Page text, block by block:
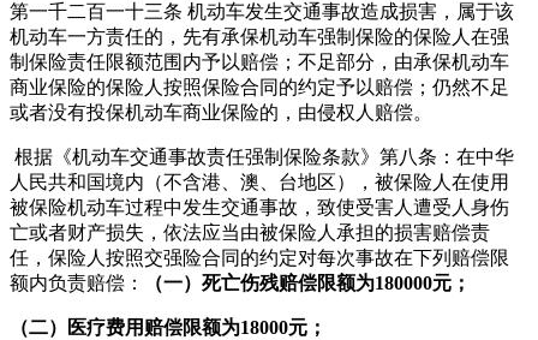
第一千二百一十三条 机动车发生交通事故造成损害，属于该
机动车一方责任的，先有承保机动车强制保险的保险人在强
制保险责任限额范围内予以赔偿；不足部分，由承保机动车
商业保险的保险人按照保险合同的约定予以赔偿；仍然不足
或者没有投保机动车商业保险的，由侵权人赔偿。
根据《机动车交通事故责任强制保险条款》第八条：在中华
人民共和国境内（不含港、澳、台地区），被保险人在使用
被保险机动车过程中发生交通事故，致使受害人遭受人身伤
亡或者财产损失，依法应当由被保险人承担的损害赔偿责
任，保险人按照交强险合同的约定对每次事故在下列赔偿限
额内负责赔偿：
（一）死亡伤残赔偿限额为180000元；
（二）医疗费用赔偿限额为18000元；